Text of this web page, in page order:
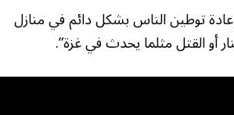
توطين الناس بشكل دائم في منازل
أو القتل مثلما يحدث في غزة”.